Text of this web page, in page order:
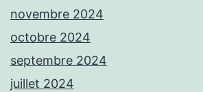
novembre 2024
octobre 2024
septembre 2024
juillet 2024